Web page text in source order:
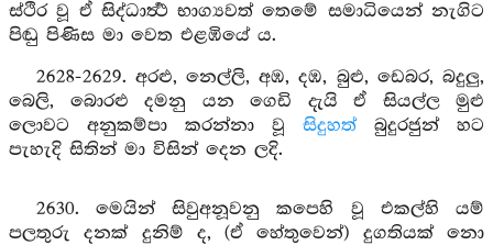
ස්ථිර වූ ඒ සිද්ධාර්‍ත්‍ථ භාග්‍යවත් තෙමේ සමාධියෙන් නැගිට
පිඬු පිණිස මා වෙත එළඹියේ ය.
2628-2629. අරළු, නෙල්ලි, අඹ, දඹ, බුළු, ඩෙබර, බදුලු,
බෙලි, බොරළු දමනු යන ගෙඩි දැයි ඒ සියල්ල මුළු
ලොවට අනුකම්පා කරන්නා වූ සිදුහත්බුදුරජුන් හට
පැහැදි සිතින් මා විසින් දෙන ලදි.
2630. මෙයින් සිවුඅනූවනු කපෙහි වූ එකල්හි යම්
පලතුරු දනක් දුනිම් ද, (ඒ හේතුවෙන්) දුගතියක් නො